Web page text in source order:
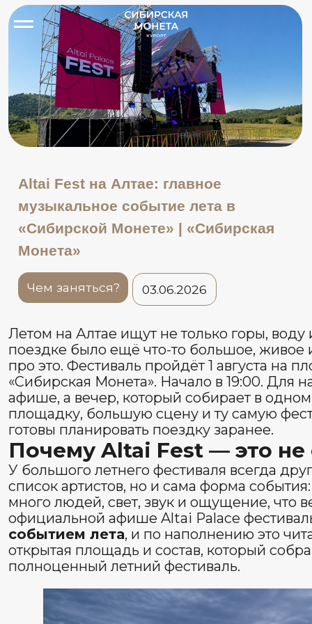
Чем заняться? 03.06.2026
Altai Fest на Алтае: главное
«Сибирской Монете» | «Сибирская
Монета»
поездке было ещё что-то большое, живое и
про это. Фестиваль пройдёт 1 августа на площади
«Сибирская Монета». Начало в 19:00. Для нас это не
площадку, большую сцену и ту самую
готовы планировать поездку заранее.
Почему Altai Fest — это не
У большого летнего фестиваля всегда другой
список артистов, но и сама форма события:
много людей, свет, звук и ощущение, что вечер
официальной афише Altai Palace фестиваль прямо
событием лета, и по наполнению это читается
открытая площадь и состав, который собран не под
полноценный летний фестиваль.